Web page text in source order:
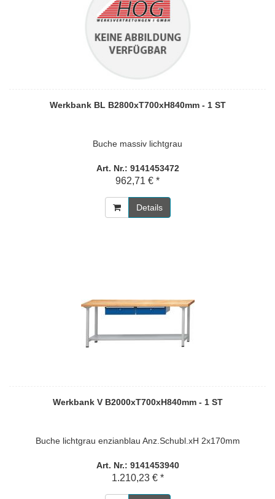
Werkbank BL B2800xT700xH840mm - 1 ST
Buche massiv lichtgrau
Art. Nr.: 9141453472
962,71 € *
Details
Werkbank V B2000xT700xH840mm - 1 ST
Buche lichtgrau enzianblau Anz.Schubl.xH 2x170mm
Art. Nr.: 9141453940
1.210,23 € *